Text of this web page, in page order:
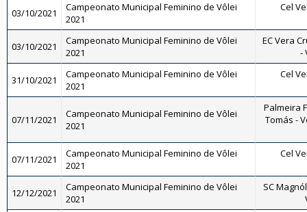
03/10/2021
Campeonato Municipal Feminino de Vôlei
2021
Cel
03/10/2021
Campeonato Municipal Feminino de Vôlei
2021
EC Vera
-
31/10/2021
Campeonato Municipal Feminino de Vôlei
2021
Cel
07/11/2021
Campeonato Municipal Feminino de Vôlei
2021
Palmeira
Tomás -
07/11/2021
Campeonato Municipal Feminino de Vôlei
2021
Cel
12/12/2021
Campeonato Municipal Feminino de Vôlei
2021
SC